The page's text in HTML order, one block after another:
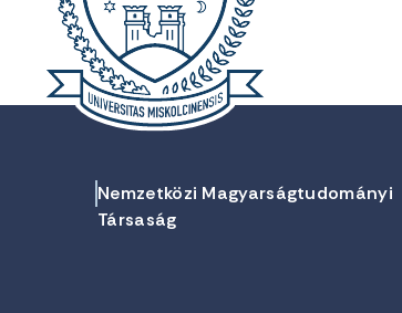
Nemzetközi Magyarságtudományi
Társaság